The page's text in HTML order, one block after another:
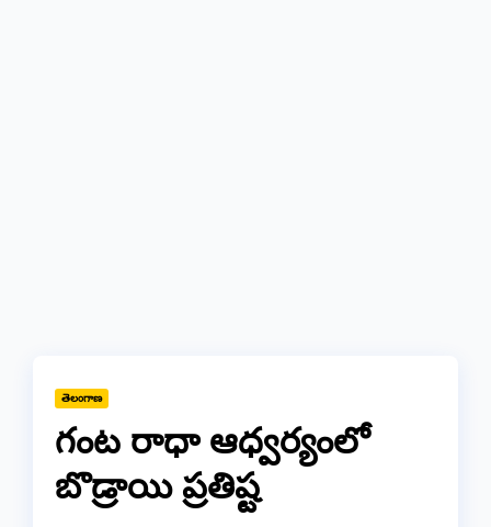
తెలంగాణ
గంట రాధా ఆధ్వర్యంలో
బొడ్రాయి ప్రతిష్ట